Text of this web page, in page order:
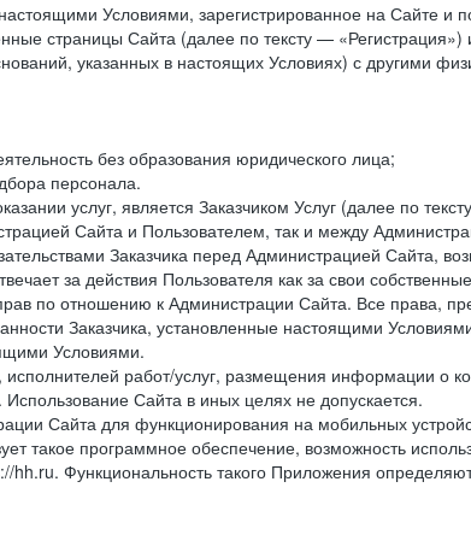
Условиями, зарегистрированное на Сайте и
страницы Сайта (далее по тексту — «Регистрация»)
указанных в настоящих Условиях) с другими
без образования юридического лица;
персонала.
услуг, является Заказчиком Услуг (далее по
Сайта и Пользователем, так и между
Заказчика перед Администрацией Сайта,
за действия Пользователя как за свои
по отношению к Администрации Сайта. Все права,
Заказчика, установленные настоящими
Условиями.
работ/услуг, размещения информации о
Сайта в иных целях не допускается.
Сайта для функционирования на мобильных
программное обеспечение, возможность
Функциональность такого Приложения